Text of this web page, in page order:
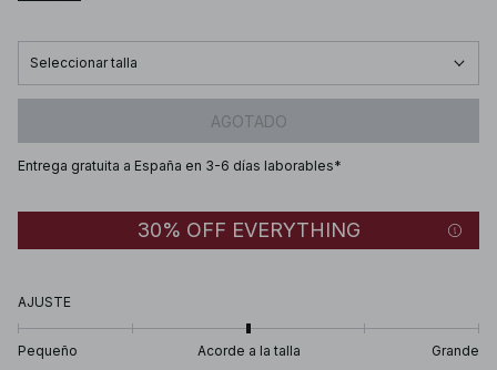
Seleccionar talla
AGOTADO
Entrega gratuita a España en 3-6 días laborables*
30% OFF EVERYTHING
AJUSTE
Pequeño Acorde a la talla Grande